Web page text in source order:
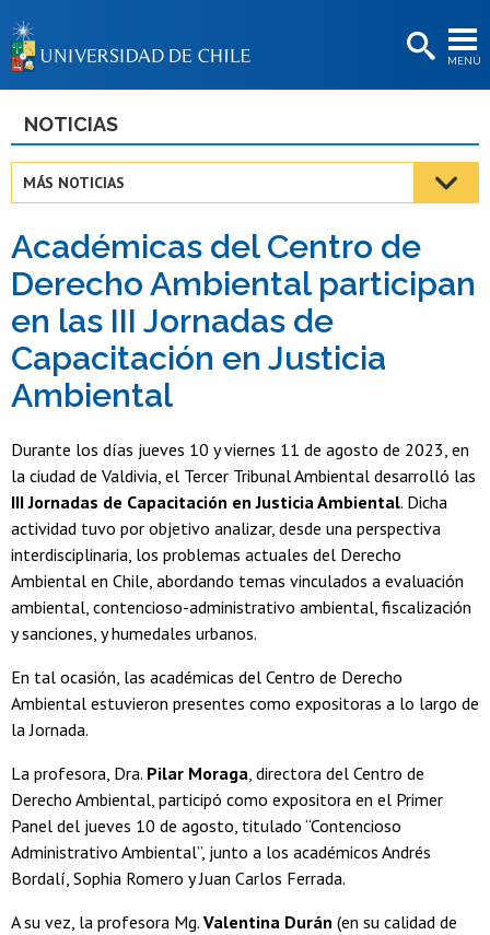
MENÚ
BIBLIOTECAS
Estudiantes
Académicas/os
Funcionarias/os
Egresadas/os
NOTICIAS
MÁS NOTICIAS
Académicas del Centro de
Derecho Ambiental participan
en las III Jornadas de
Capacitación en Justicia
Ambiental
Durante los días jueves 10 y viernes 11 de agosto de 2023, en
la ciudad de Valdivia, el Tercer Tribunal Ambiental desarrolló las
III Jornadas de Capacitación en Justicia Ambiental. Dicha
actividad tuvo por objetivo analizar, desde una perspectiva
interdisciplinaria, los problemas actuales del Derecho
Ambiental en Chile, abordando temas vinculados a evaluación
ambiental, contencioso-administrativo ambiental, fiscalización
y sanciones, y humedales urbanos.
En tal ocasión, las académicas del Centro de Derecho
Ambiental estuvieron presentes como expositoras a lo largo de
la Jornada.
La profesora, Dra. Pilar Moraga, directora del Centro de
Derecho Ambiental, participó como expositora en el Primer
Panel del jueves 10 de agosto, titulado “Contencioso
Administrativo Ambiental”, junto a los académicos Andrés
Bordalí, Sophia Romero y Juan Carlos Ferrada.
A su vez, la profesora Mg. Valentina Durán (en su calidad de